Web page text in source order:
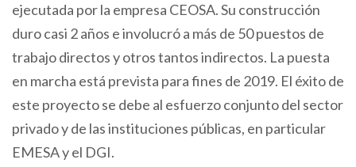
ejecutada por la empresa CEOSA. Su construcción
duro casi 2 años e involucró a más de 50 puestos de
trabajo directos y otros tantos indirectos. La puesta
en marcha está prevista para fines de 2019. El éxito de
este proyecto se debe al esfuerzo conjunto del sector
privado y de las instituciones públicas, en particular
EMESA y el DGI.